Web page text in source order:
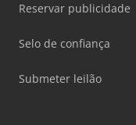
Reservar publicidade
Selo de confiança
Submeter leilão